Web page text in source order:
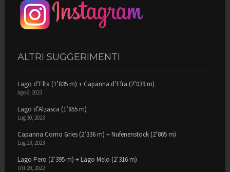
ALTRI SUGGERIMENTI
Lago d’Efra (1’835 m) + Capanna d’Efra (2’039 m)
Ago 6, 2023
Lago d’Alzasca (1’855 m)
Lug 30, 2023
Capanna Corno Gries (2’336 m) + Nufenenstock (2’865 m)
Lug 23, 2023
Lago Pero (2’395 m) + Lago Melo (2’316 m)
Ott 29, 2022